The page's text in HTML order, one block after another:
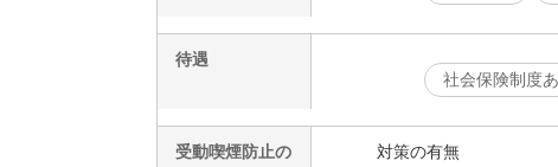
待遇
社会保険制度
受動喫煙防止の
対策の有無